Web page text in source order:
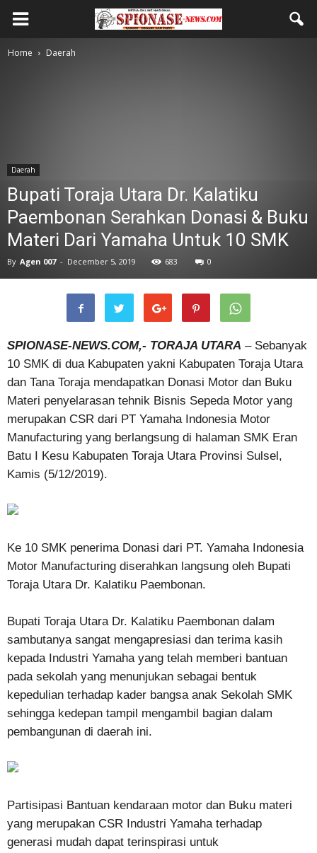
Home Daerah
Daerah
Bupati Toraja Utara Dr. Kalatiku
Paembonan Serahkan Donasi & Buku
Materi Dari Yamaha Untuk 10 SMK
By Agen 007 - December 5, 2019 683 0
SPIONASE-NEWS.COM,- TORAJA UTARA – Sebanyak
10 SMK di dua Kabupaten yakni Kabupaten Toraja Utara
dan Tana Toraja mendapatkan Donasi Motor dan Buku
Materi penyelarasan tehnik Bisnis Sepeda Motor yang
merupakan CSR dari PT Yamaha Indonesia Motor
Manufacturing yang berlangsung di halaman SMK Eran
Batu I Kesu Kabupaten Toraja Utara Provinsi Sulsel,
Kamis (5/12/2019).
Ke 10 SMK penerima Donasi dari PT. Yamaha Indonesia
Motor Manufacturing diserahkan langsung oleh Bupati
Toraja Utara Dr. Kalatiku Paembonan.
Bupati Toraja Utara Dr. Kalatiku Paembonan dalam
sambutanya sangat mengapresiasi dan terima kasih
kepada Industri Yamaha yang telah memberi bantuan
pada sekolah yang menunjukan sebagai bentuk
kepedulian terhadap kader bangsa anak Sekolah SMK
sehingga kedepan tampil mengambil bagian dalam
pembangunan di daerah ini.
Partisipasi Bantuan kendaraan motor dan Buku materi
yang merupakan CSR Industri Yamaha terhadap
generasi mudah dapat terinspirasi untuk